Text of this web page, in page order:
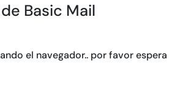
Basic Mail
el navegador.. por favor espera